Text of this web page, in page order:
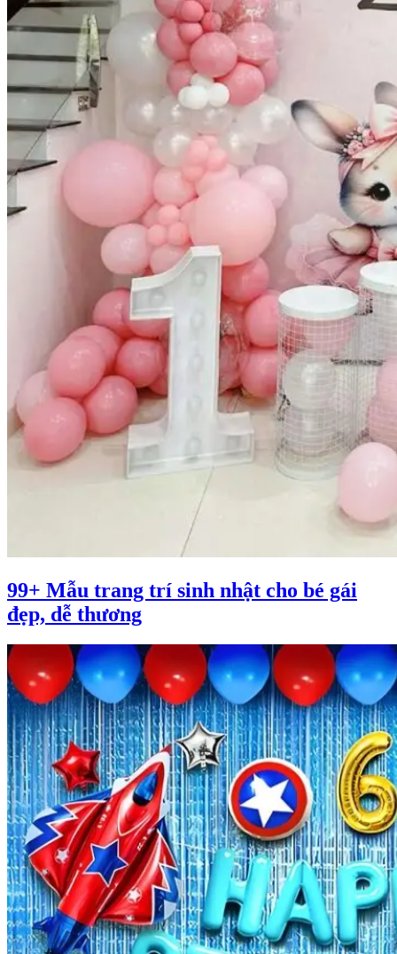
99+ Mẫu trang trí sinh nhật cho bé gái
đẹp, dễ thương